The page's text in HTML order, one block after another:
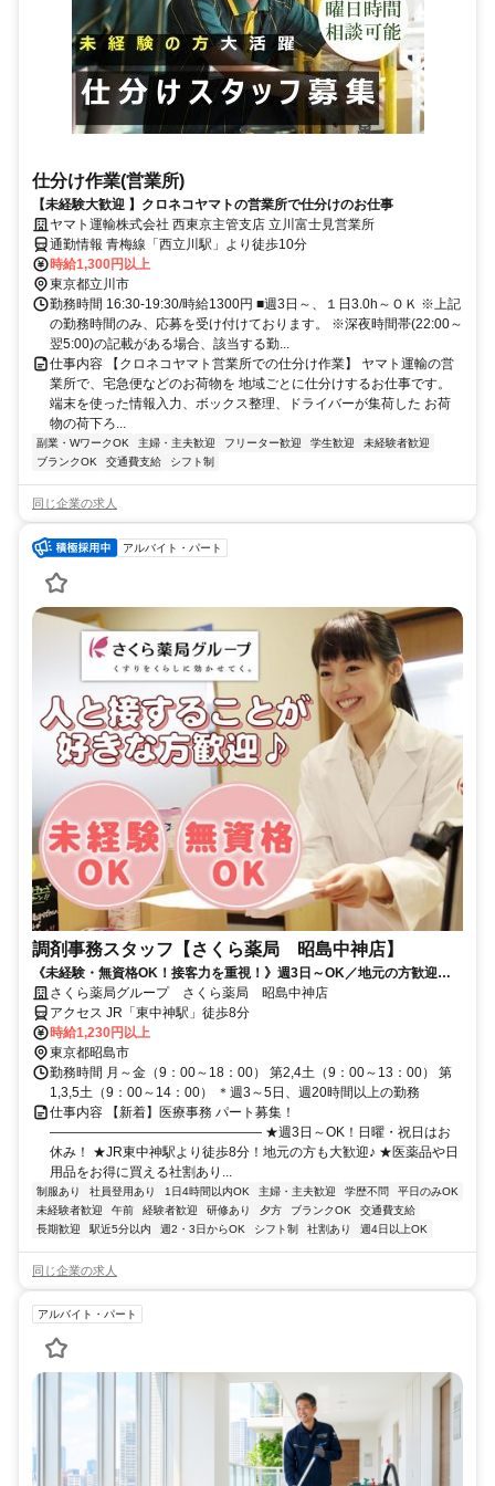
仕分け作業(営業所)
【未経験大歓迎 】クロネコヤマトの営業所で仕分けのお仕事
ヤマト運輸株式会社 西東京主管支店 立川富士見営業所
通勤情報 青梅線「西立川駅」より徒歩10分
時給1,300円以上
東京都立川市
勤務時間 16:30-19:30/時給1300円 ■週3日～、１日3.0h～ＯＫ ※上記
の勤務時間のみ、応募を受け付けております。 ※深夜時間帯(22:00～
翌5:00)の記載がある場合、該当する勤...
仕事内容 【クロネコヤマト営業所での仕分け作業】 ヤマト運輸の営
業所で、宅急便などのお荷物を 地域ごとに仕分けするお仕事です。
端末を使った情報入力、ボックス整理、ドライバーが集荷した お荷
物の荷下ろ...
副業・WワークOK 主婦・主夫歓迎 フリーター歓迎 学生歓迎
未経験者歓迎
ブランクOK
交通費支給 シフト制
同じ企業の求人
アルバイト・パート
調剤事務スタッフ【さくら薬局 昭島中神店】
《未経験・無資格OK！接客力を重視！》週3日～OK／地元の方歓迎／
社員登用あり／社割で日用品などが最大半額♪
さくら薬局グループ さくら薬局 昭島中神店
アクセス JR「東中神駅」徒歩8分
時給1,230円以上
東京都昭島市
勤務時間 月～金（9：00～18：00） 第2,4土（9：00～13：00） 第
1,3,5土（9：00～14：00） ＊週3～5日、週20時間以上の勤務
仕事内容 【新着】医療事務 パート募集！
―――――――――――――――― ★週3日～OK！日曜・祝日はお
休み！ ★JR東中神駅より徒歩8分！地元の方も大歓迎♪ ★医薬品や日
用品をお得に買える社割あり...
制服あり 社員登用あり 1日4時間以内OK 主婦・主夫歓迎 学歴不問
平日のみOK
未経験者歓迎
午前 経験者歓迎 研修あり 夕方 ブランクOK
交通費支給
長期歓迎
駅近5分以内 週2・3日からOK シフト制 社割あり 週4日以上OK
同じ企業の求人
アルバイト・パート